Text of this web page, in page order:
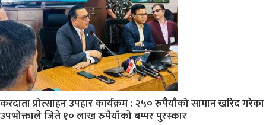
करदाता प्रोत्साहन उपहार कार्यक्रम : २५० रुपैयाँको सामान खरिद गरेका
उपभोक्ताले जिते १० लाख रुपैयाँको बम्पर पुरस्कार